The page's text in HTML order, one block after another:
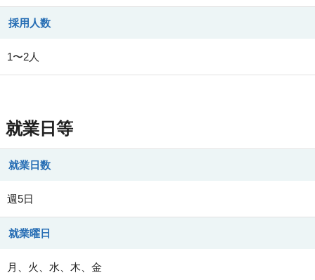
採用人数
1〜2人
就業日等
就業日数
週5日
就業曜日
月、火、水、木、金